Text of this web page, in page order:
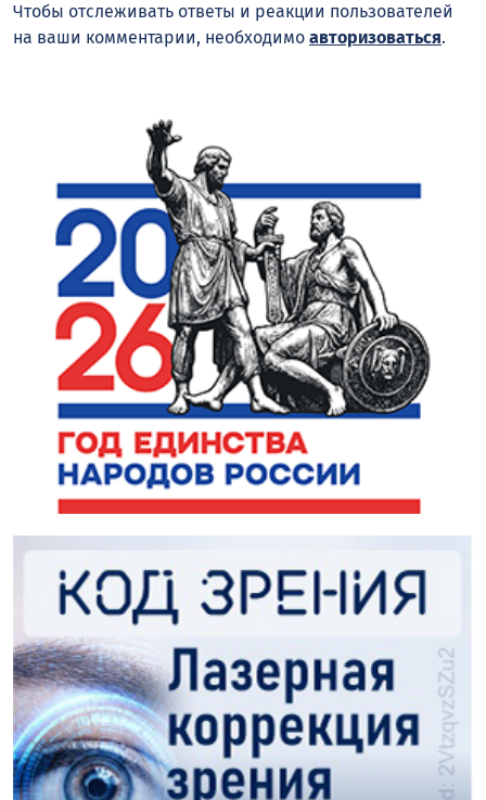
Чтобы отслеживать ответы и реакции пользователей
на ваши комментарии, необходимо авторизоваться.